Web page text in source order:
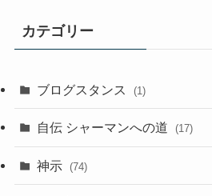
ア
カ
ブ
カテゴリー
ブログスタンス (1)
自伝 シャーマンへの道 (17)
神示 (74)